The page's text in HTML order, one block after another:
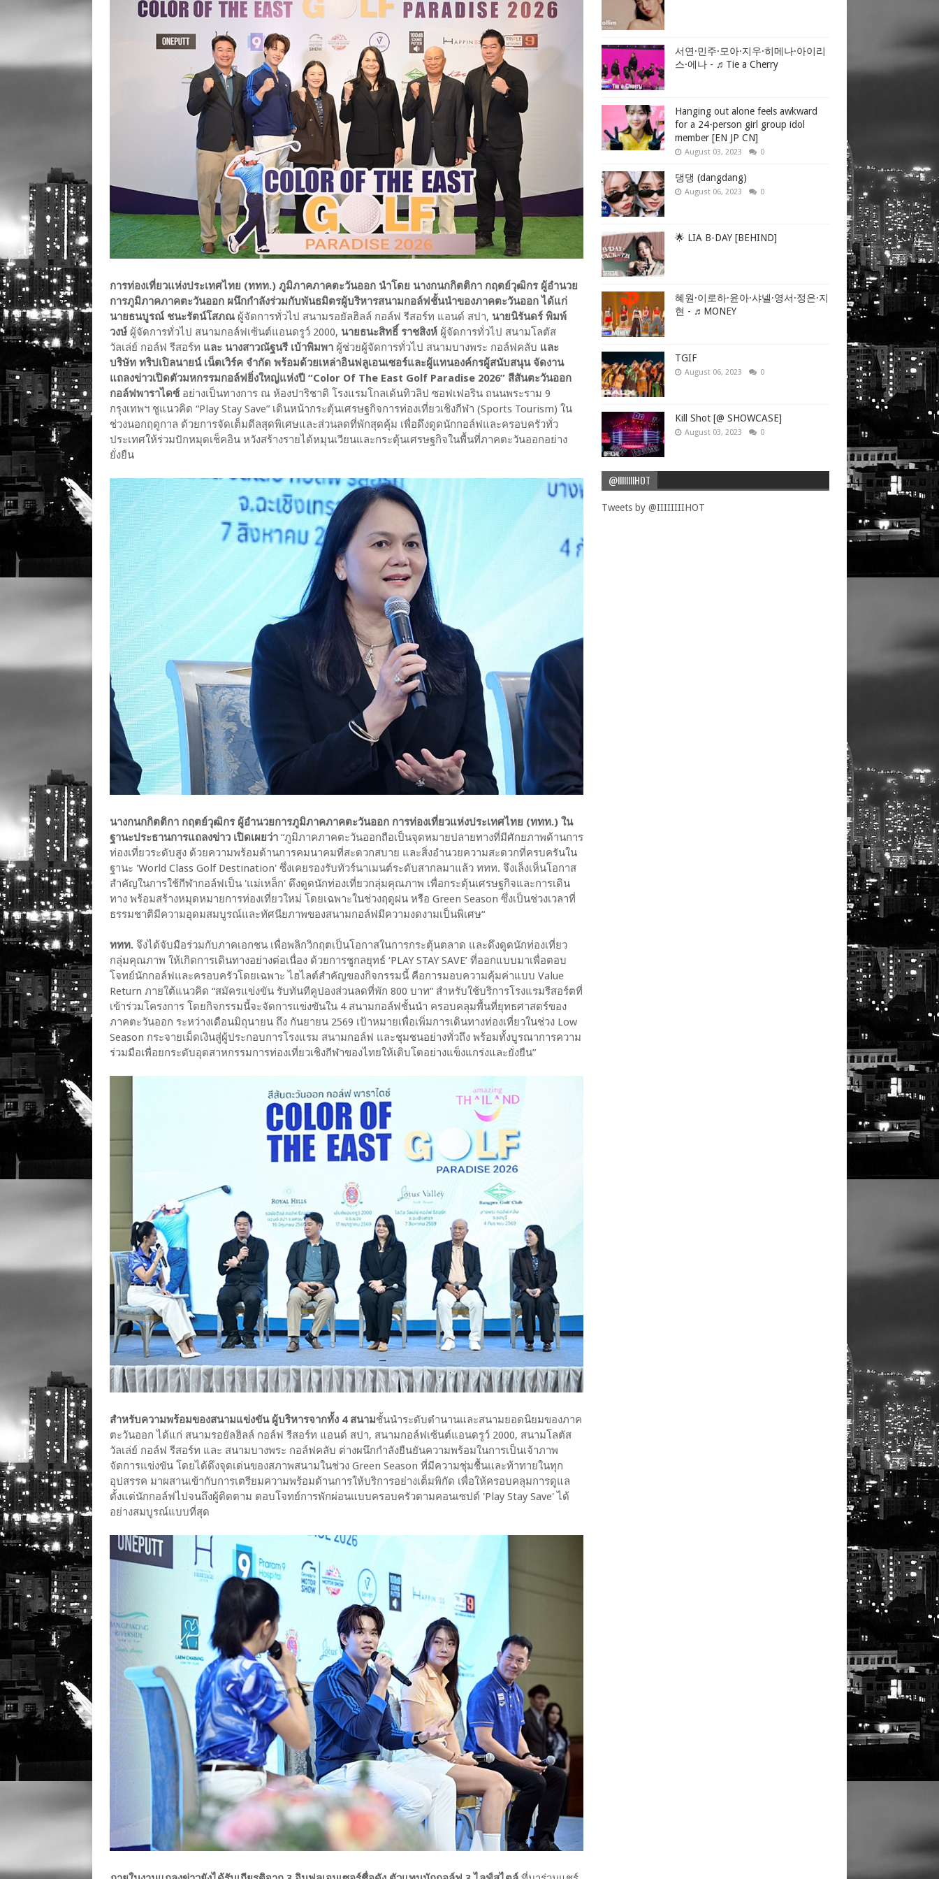
การท่องเที่ยวแห่งประเทศไทย (ททท.) ภูมิภาคภาคตะวันออก นำโดย นางกนกกิตติกา กฤตย์วุฒิกร ผู้อำนวย
การภูมิภาคภาคตะวันออก ผนึกกำลังร่วมกับพันธมิตรผู้บริหารสนามกอล์ฟชั้นนำของภาคตะวันออก ได้แก่
นายธนบูรณ์ ชนะรัตน์โสภณ ผู้จัดการทั่วไป สนามรอยัลฮิลล์ กอล์ฟ รีสอร์ท แอนด์ สปา, นายนิรันดร์ พิมพ์
วงษ์ ผู้จัดการทั่วไป สนามกอล์ฟเซ้นต์แอนดรูว์ 2000, นายธนะสิทธิ์ ราชสิงห์ ผู้จัดการทั่วไป สนามโลตัส
วัลเล่ย์ กอล์ฟ รีสอร์ท และ นางสาวณัฐนรี เบ้าพิมพา ผู้ช่วยผู้จัดการทั่วไป สนามบางพระ กอล์ฟคลับ และ
บริษัท ทริปเปิลนายน์ เน็ตเวิร์ค จำกัด พร้อมด้วยเหล่าอินฟลูเอนเซอร์และผู้แทนองค์กรผู้สนับสนุน จัดงาน
แถลงข่าวเปิดตัวมหกรรมกอล์ฟยิ่งใหญ่แห่งปี “Color Of The East Golf Paradise 2026” สีสันตะวันออก
กอล์ฟพาราไดซ์ อย่างเป็นทางการ ณ ห้องปาริชาติ โรงแรมโกลเด้นทิวลิป ซอฟเฟอริน ถนนพระราม 9
กรุงเทพฯ ชูแนวคิด “Play Stay Save” เดินหน้ากระตุ้นเศรษฐกิจการท่องเที่ยวเชิงกีฬา (Sports Tourism) ใน
ช่วงนอกฤดูกาล ด้วยการจัดเต็มดีลสุดพิเศษและส่วนลดที่พักสุดคุ้ม เพื่อดึงดูดนักกอล์ฟและครอบครัวทั่ว
ประเทศให้ร่วมปักหมุดเช็คอิน หวังสร้างรายได้หมุนเวียนและกระตุ้นเศรษฐกิจในพื้นที่ภาคตะวันออกอย่าง
ยั่งยืน
นางกนกกิตติกา กฤตย์วุฒิกร ผู้อำนวยการภูมิภาคภาคตะวันออก การท่องเที่ยวแห่งประเทศไทย (ททท.) ใน
ฐานะประธานการแถลงข่าว เปิดเผยว่า “ภูมิภาคภาคตะวันออกถือเป็นจุดหมายปลายทางที่มีศักยภาพด้านการ
ท่องเที่ยวระดับสูง ด้วยความพร้อมด้านการคมนาคมที่สะดวกสบาย และสิ่งอำนวยความสะดวกที่ครบครันใน
ฐานะ 'World Class Golf Destination' ซึ่งเคยรองรับทัวร์นาเมนต์ระดับสากลมาแล้ว ททท. จึงเล็งเห็นโอกาส
สำคัญในการใช้กีฬากอล์ฟเป็น 'แม่เหล็ก' ดึงดูดนักท่องเที่ยวกลุ่มคุณภาพ เพื่อกระตุ้นเศรษฐกิจและการเดิน
ทาง พร้อมสร้างหมุดหมายการท่องเที่ยวใหม่ โดยเฉพาะในช่วงฤดูฝน หรือ Green Season ซึ่งเป็นช่วงเวลาที่
ธรรมชาติมีความอุดมสมบูรณ์และทัศนียภาพของสนามกอล์ฟมีความงดงามเป็นพิเศษ“
ททท. จึงได้จับมือร่วมกับภาคเอกชน เพื่อพลิกวิกฤตเป็นโอกาสในการกระตุ้นตลาด และดึงดูดนักท่องเที่ยว
กลุ่มคุณภาพ ให้เกิดการเดินทางอย่างต่อเนื่อง ด้วยการชูกลยุทธ์ ‘PLAY STAY SAVE’ ที่ออกแบบมาเพื่อตอบ
โจทย์นักกอล์ฟและครอบครัวโดยเฉพาะ ไฮไลต์สำคัญของกิจกรรมนี้ คือการมอบความคุ้มค่าแบบ Value
Return ภายใต้แนวคิด “สมัครแข่งขัน รับทันทีคูปองส่วนลดที่พัก 800 บาท” สำหรับใช้บริการโรงแรมรีสอร์ตที่
เข้าร่วมโครงการ โดยกิจกรรมนี้จะจัดการแข่งขันใน 4 สนามกอล์ฟชั้นนำ ครอบคลุมพื้นที่ยุทธศาสตร์ของ
ภาคตะวันออก ระหว่างเดือนมิถุนายน ถึง กันยายน 2569 เป้าหมายเพื่อเพิ่มการเดินทางท่องเที่ยวในช่วง Low
Season กระจายเม็ดเงินสู่ผู้ประกอบการโรงแรม สนามกอล์ฟ และชุมชนอย่างทั่วถึง พร้อมทั้งบูรณาการความ
ร่วมมือเพื่อยกระดับอุตสาหกรรมการท่องเที่ยวเชิงกีฬาของไทยให้เติบโตอย่างแข็งแกร่งและยั่งยืน”
สำหรับความพร้อมของสนามแข่งขัน ผู้บริหารจากทั้ง 4 สนามชั้นนำระดับตำนานและสนามยอดนิยมของภาค
ตะวันออก ได้แก่ สนามรอยัลฮิลล์ กอล์ฟ รีสอร์ท แอนด์ สปา, สนามกอล์ฟเซ้นต์แอนดรูว์ 2000, สนามโลตัส
วัลเล่ย์ กอล์ฟ รีสอร์ท และ สนามบางพระ กอล์ฟคลับ ต่างผนึกกำลังยืนยันความพร้อมในการเป็นเจ้าภาพ
จัดการแข่งขัน โดยได้ดึงจุดเด่นของสภาพสนามในช่วง Green Season ที่มีความชุ่มชื้นและท้าทายในทุก
อุปสรรค มาผสานเข้ากับการเตรียมความพร้อมด้านการให้บริการอย่างเต็มพิกัด เพื่อให้ครอบคลุมการดูแล
ตั้งแต่นักกอล์ฟไปจนถึงผู้ติดตาม ตอบโจทย์การพักผ่อนแบบครอบครัวตามคอนเซปต์ 'Play Stay Save' ได้
อย่างสมบูรณ์แบบที่สุด
서연·민주·모아·지우·히메나·아이리
스·에나 - ♬Tie a Cherry
Hanging out alone feels awkward
for a 24-person girl group idol
member [EN JP CN]
August 03, 2023 0
댕댕 (dangdang)
August 06, 2023 0
🌟 LIA B-DAY [BEHIND]
혜원·이로하·윤아·샤넬·영서·정은·지
현 - ♬MONEY
TGIF
August 06, 2023 0
Kill Shot [@ SHOWCASE]
August 03, 2023 0
@IIIIIIIIHOT
Tweets by @IIIIIIIIHOT